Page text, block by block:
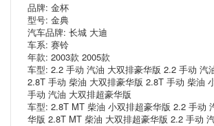
品牌: 金杯
型号: 金典
汽车品牌: 长城 大迪
车系: 赛铃
年款: 2003款 2005款
车型: 2.2 手动 汽油 大双排豪华版 2.2 手动 汽
2.8T 手动 柴油 大双排豪华版 2.8T 手动 柴油
手动 汽油 大双排超豪华版
车型: 2.8T MT 柴油 小双排超豪华版 2.2 手动
华版 2.8T MT 柴油 大双排超豪华版 2.2 手动